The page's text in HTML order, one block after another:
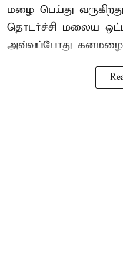
மழை பெய்து
தொடர்ச்சி மலைய
அவ்வப்போது கனமழை